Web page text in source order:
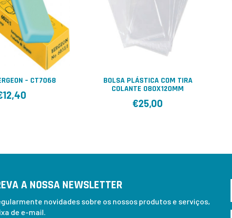
– CT7068
12,40
BOLSA PLÁSTICA COM TIRA
COLANTE 080X120MM
€25,00
A NOSSA NEWSLETTER
novidades sobre os nossos produtos e serviços,
de e-mail.